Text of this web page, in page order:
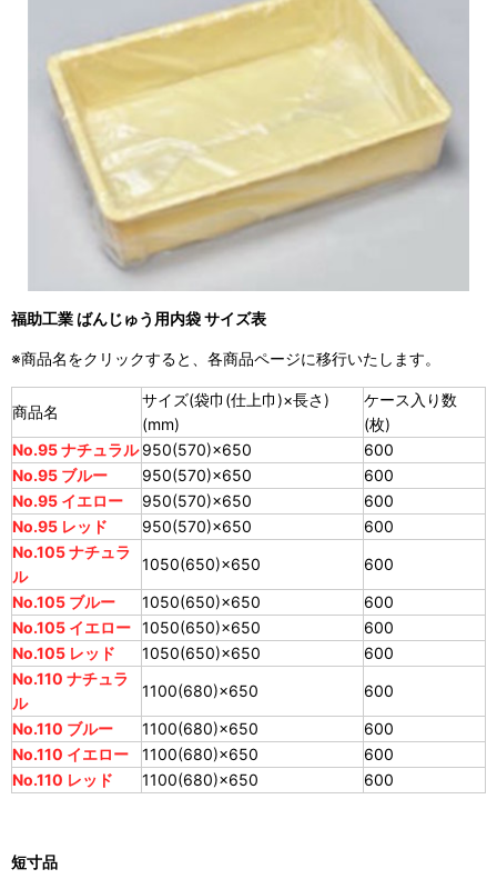
福助工業 ばんじゅう用内袋 サイズ表
※商品名をクリックすると、各商品ページに移行いたします。
商品名
サイズ(袋巾(仕上巾)×長さ)
(mm)
ケース入り数
(枚)
No.95 ナチュラル 950(570)×650
600
No.95 ブルー
950(570)×650
600
No.95 イエロー
950(570)×650
600
No.95 レッド
950(570)×650
600
No.105 ナチュラ
ル
1050(650)×650
600
No.105 ブルー
1050(650)×650
600
No.105 イエロー 1050(650)×650
600
No.105 レッド
1050(650)×650
600
No.110 ナチュラ
ル
1100(680)×650
600
No.110 ブルー
1100(680)×650
600
No.110 イエロー
1100(680)×650
600
No.110 レッド
1100(680)×650 600
短寸品